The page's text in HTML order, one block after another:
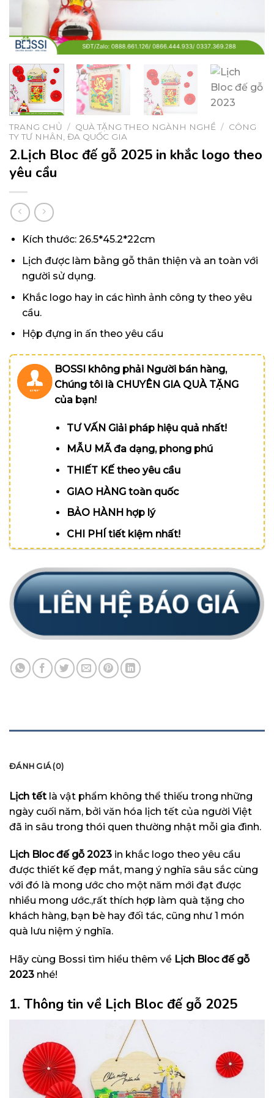
TRANG CHỦ / QUÀ TẶNG THEO NGÀNH NGHỀ / CÔNG
TY TƯ NHÂN, ĐA QUỐC GIA
2.Lịch Bloc đế gỗ 2025 in khắc logo theo
yêu cầu
Kích thước: 26.5*45.2*22cm
Lịch được làm bằng gỗ thân thiện và an toàn với
người sử dụng.
Khắc logo hay in các hình ảnh công ty theo yêu
cầu.
Hộp đựng in ấn theo yêu cầu
BOSSI không phải Người bán hàng,
Chúng tôi là CHUYÊN GIA QUÀ TẶNG
của bạn!
TƯ VẤN Giải pháp hiệu quả nhất!
MẪU MÃ đa dạng, phong phú
THIẾT KẾ theo yêu cầu
GIAO HÀNG toàn quốc
BẢO HÀNH hợp lý
CHI PHÍ tiết kiệm nhất!
ĐÁNH GIÁ (0)
Lịch tết là vật phẩm không thể thiếu trong những
ngày cuối năm, bởi văn hóa lịch tết của người Việt
đã in sâu trong thói quen thường nhật mỗi gia đình.
Lịch Bloc đế gỗ 2023 in khắc logo theo yêu cầu
được thiết kế đẹp mắt, mang ý nghĩa sâu sắc cùng
với đó là mong ước cho một năm mới đạt được
nhiều mong ước.,rất thích hợp làm quà tặng cho
khách hàng, bạn bè hay đối tác, cũng như 1 món
quà lưu niệm ý nghĩa.
Hãy cùng Bossi tìm hiểu thêm về Lịch Bloc đế gỗ
2023 nhé!
1. Thông tin về Lịch Bloc đế gỗ 2025